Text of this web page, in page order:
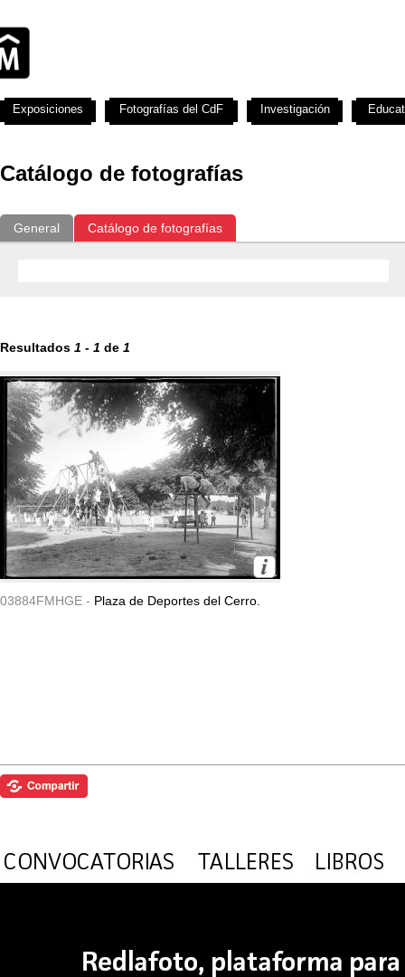
Catálogo de fotografías
General Catálogo de fotografías
Resultados 1 - 1 de 1
03884FMHGE - Plaza de Deportes del Cerro.
Exposiciones Fotografías del CdF Investigación